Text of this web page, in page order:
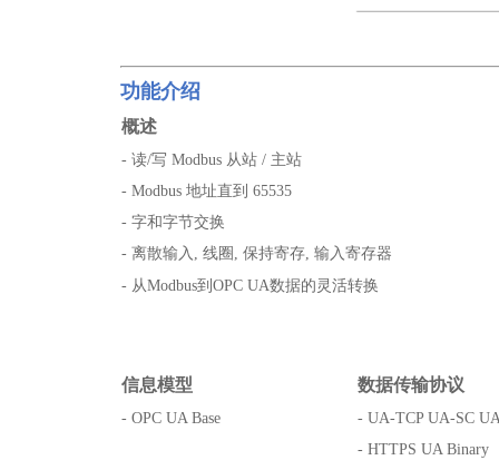
功能介绍
概述
- 读/写 Modbus 从站 / 主站
- Modbus 地址直到 65535
- 字和字节交换
- 离散输入, 线圈, 保持寄存, 输入寄存器
- 从Modbus到OPC UA数据的灵活转换
信息模型 数据传输协议
- OPC UA Base
- UA-TCP UA-SC
- HTTPS UA Binary